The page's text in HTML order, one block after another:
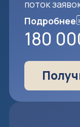
поток
Подробнее
180